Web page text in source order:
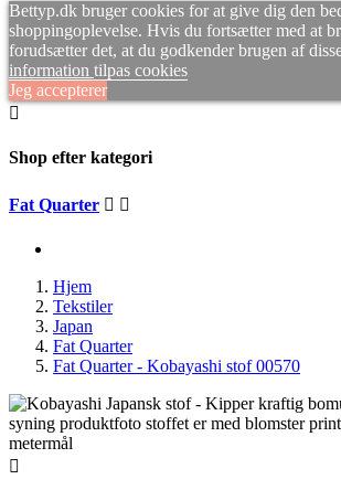
Bettyp.dk bruger cookies for at give dig den
shoppingoplevelse. Hvis du fortsætter med at
forudsætter det, at du godkender brugen af
information tilpas cookies
Jeg accepterer

Shop efter kategori
Fat Quarter  
Hjem
Tekstiler
Japan
Fat Quarter
Fat Quarter - Kobayashi stof 00570
